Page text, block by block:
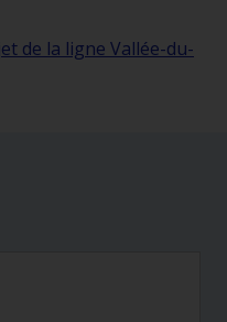
de la ligne Vallée-du-